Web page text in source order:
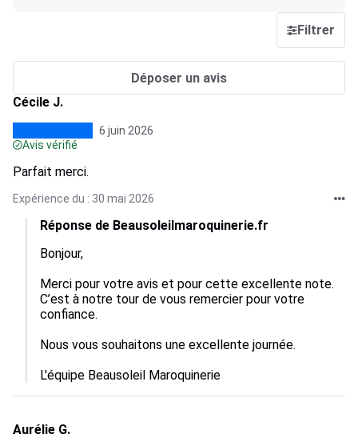
Filtrer
Déposer un avis
Cécile J.
6 juin 2026
Avis vérifié
Parfait merci.
Expérience du : 30 mai 2026
Réponse de Beausoleilmaroquinerie.fr
Bonjour,
Merci pour votre avis et pour cette excellente note.
C’est à notre tour de vous remercier pour votre
confiance.
Nous vous souhaitons une excellente journée.
L'équipe Beausoleil Maroquinerie
Aurélie G.